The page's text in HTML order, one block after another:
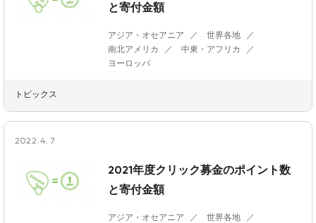
と寄付金額
アジア・オセアニア
世界各地
南北アメリカ
中東・アフリカ
ヨーロッパ
トピックス
2022.4. 7
2021年度クリック募金のポイント数
と寄付金額
アジア・オセアニア
世界各地